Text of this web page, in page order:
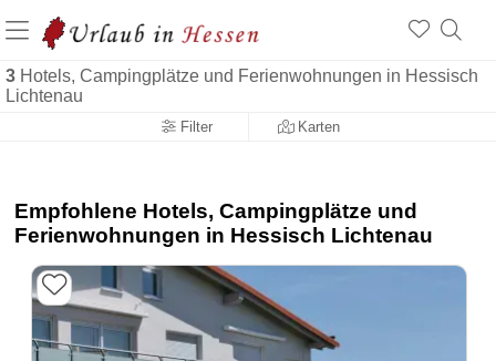
3 Hotels, Campingplätze und Ferienwohnungen in Hessisch
Lichtenau
Filter Karten
Empfohlene Hotels, Campingplätze und
Ferienwohnungen in Hessisch Lichtenau